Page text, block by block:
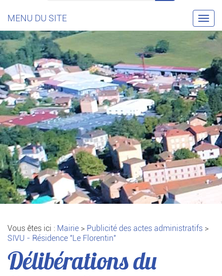
MENU DU SITE
Vous êtes ici : Mairie > Publicité des actes administratifs >
SIVU - Résidence "Le Florentin"
Délibérations du